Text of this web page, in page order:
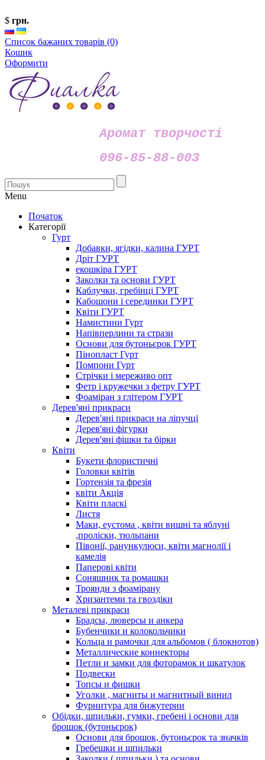
$ грн.
Список бажаних товарів (0)
Кошик
Оформити
Аромат творчості
096-85-88-003
Menu
Початок
Категорії
Гурт
Добавки, ягідки, калина ГУРТ
Дріт ГУРТ
екошкіра ГУРТ
Заколки та основи ГУРТ
Каблучки, гребінці ГУРТ
Кабошони і серединки ГУРТ
Квіти ГУРТ
Намистини Гурт
Напівперлини та стрази
Основи для бутоньєрок ГУРТ
Пінопласт Гурт
Помпони Гурт
Стрічки і мереживо опт
Фетр і кружечки з фетру ГУРТ
Фоаміран з глітером ГУРТ
Дерев'яні прикраси
Дерев'яні прикраси на ліпучці
Дерев'яні фігурки
Дерев'яні фішки та бірки
Квіти
Букети флористичні
Головки квітів
Гортензія та фрезія
квіти Акція
Квіти пласкі
Листя
Маки, еустома , квіти вишні та яблуні
,проліски, тюльпани
Півонії, ранункулюси, квіти магнолії і
камелія
Паперові квіти
Соняшник та ромашки
Троянди з фоамірану
Хризантеми та гвоздіки
Металеві прикраси
Брадсы, люверсы и анкера
Бубенчики и колокольчики
Кольца и рамочки для альбомов ( блокнотов)
Металлические коннекторы
Петли и замки для фоторамок и шкатулок
Подвески
Топсы и фишки
Уголки , магниты и магнитный винил
Фурнитура для бижутерии
Обідки, шпильки, гумки, гребені і основи для
брошок (бутоньєрок)
Основи для брошок, бутоньєрок та значків
Гребешки и шпильки